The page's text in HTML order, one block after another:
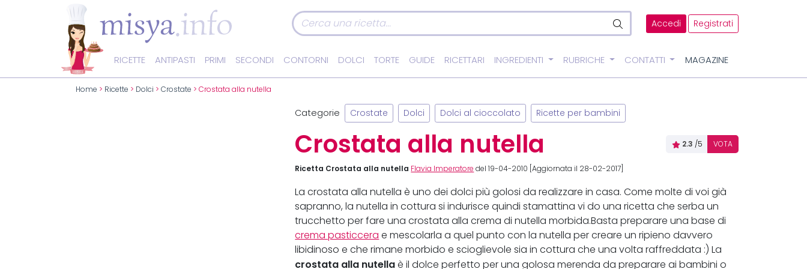
Accedi Registrati
RICETTE ANTIPASTI PRIMI SECONDI CONTORNI DOLCI TORTE GUIDE RICETTARI INGREDIENTI RUBRICHE CONTATTI MAGAZINE
Home > Ricette > Dolci > Crostate > Crostata alla nutella
Categorie Crostate Dolci Dolci al cioccolato Ricette per bambini
Crostata alla nutella 2.3 /5 VOTA
Ricetta Crostata alla nutella Flavia Imperatore del 19-04-2010 [Aggiornata il 28-02-2017]
La crostata alla nutella è uno dei dolci più golosi da realizzare in casa. Come molte di voi già
sapranno, la nutella in cottura si indurisce quindi stamattina vi do una ricetta che serba un
trucchetto per fare una crostata alla crema di nutella morbida.Basta preparare una base di
crema pasticcera e mescolarla a quel punto con la nutella per creare un ripieno davvero
libidinoso e che rimane morbido e scioglievole sia in cottura che una volta raffreddata :) La
crostata alla nutella è il dolce perfetto per una golosa merenda da preparare ai bambini o